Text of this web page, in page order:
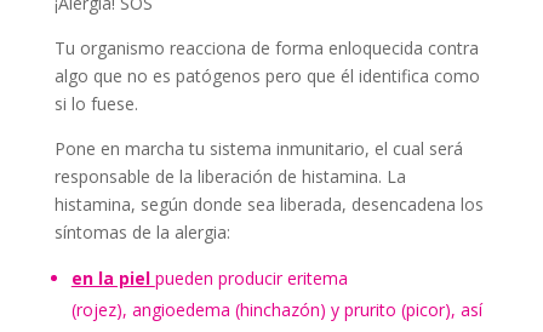
Tu organismo reacciona de forma enloquecida contra
algo que no es patógenos pero que él identifica como
si lo fuese.
Pone en marcha tu sistema inmunitario, el cual será
responsable de la liberación de histamina. La
histamina, según donde sea liberada, desencadena los
síntomas de la alergia:
en la piel pueden producir eritema
(rojez), angioedema (hinchazón) y prurito (picor), así